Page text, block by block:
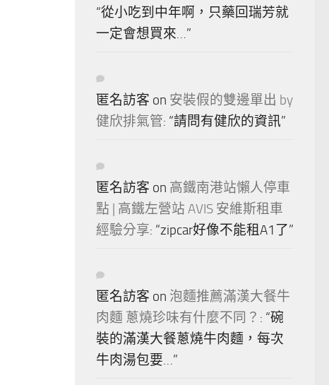
“從小吃到中年啊，只藥回瑞芳就
一定會想買來…”
匿名訪客 on 安裝假的雙邊單出 by
健欣排氣管: “請問有健欣的資訊”
匿名訪客 on 高鐵南港站懶人停車
點 | 高鐵左營站 AVIS 安維斯租車
經驗分享: “zipcar好像不能租A1了”
匿名訪客 on 泡麵推薦滿漢大餐牛
肉麵 蔥燒珍味有什麼不同？ : “碗
裝的滿漢大餐蔥燒牛肉麵，每次
牛肉湯包要…”